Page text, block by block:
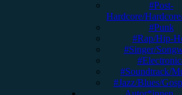
#Post-
Hardcore/
#Punk
#Rap/Hip-
#Singer/
#Soundtrack/
#Jazz/Blues/